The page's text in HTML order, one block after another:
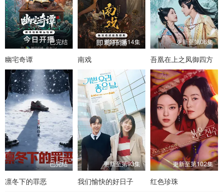
已完结
幽宅奇谭
更新至第14集
南戏
更新至第08集
吾凰在上之凤御四方
已完结
凛冬下的罪恶
更新至第93集
我们愉快的好日子
更新至第102集
红色珍珠